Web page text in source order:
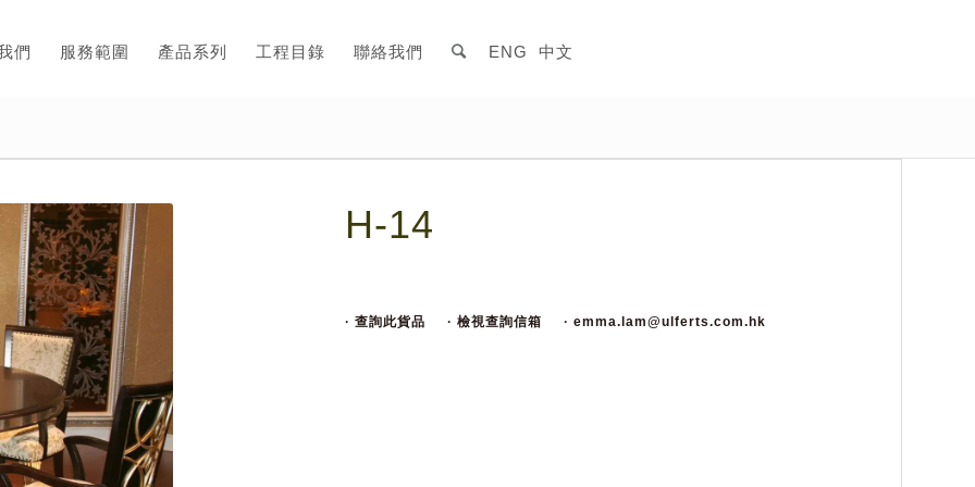
們 服務範圍 產品系列 工程目錄 聯絡我們 ENG 中文
H-14
· 查詢此貨品 · 檢視查詢信箱 · emma.lam@ulferts.com.hk